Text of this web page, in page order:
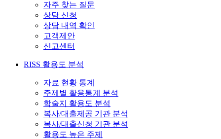
자주 찾는 질문
상담 신청
상담 내역 확인
고객제안
신고센터
RISS 활용도 분석
자료 현황 통계
주제별 활용통계 분석
학술지 활용도 분석
복사/대출제공 기관 분석
복사/대출신청 기관 분석
활용도 높은 주제